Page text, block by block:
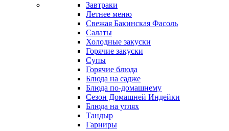
Завтраки
Летнее меню
Свежая Бакинская Фасоль
Салаты
Холодные закуски
Горячие закуски
Супы
Горячие блюда
Блюда на садже
Блюда по-домашнему
Сезон Домашней Индейки
Блюда на углях
Тандыр
Гарниры